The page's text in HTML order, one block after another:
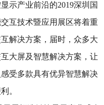
示产业前沿的2019深圳国
互技术暨应用展区将着重
解决方案，届时，众多大
大屏及智慧解决方案，让
受多款具有优异智慧解决
。